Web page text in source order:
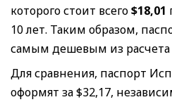
которого стоит всего$18,01
10 лет. Таким образом,
самым дешевым из расчета
Для сравнения, паспорт
оформят за $32,17,